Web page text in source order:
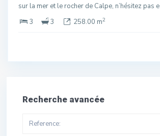
sur la mer et le rocher de Calpe, n’hésitez pas e
3
3 258.00 m2
Recherche avancée